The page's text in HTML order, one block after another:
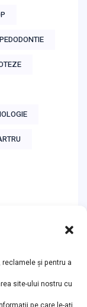
și pentru a
site-ului nostru cu
PEDODONTIE